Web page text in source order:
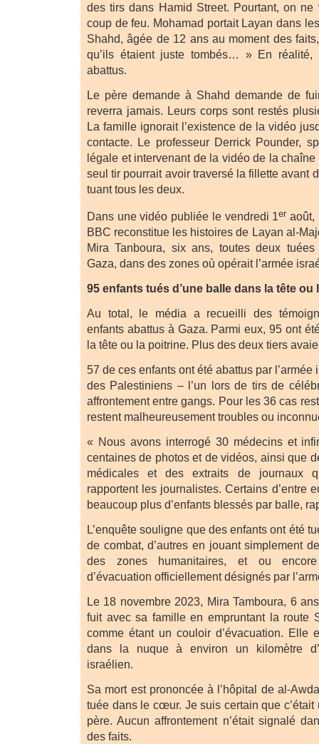
des tirs dans Hamid Street. Pourtant, on ne
coup de feu. Mohamad portait Layan dans
Shahd, âgée de 12 ans au moment des
qu’ils étaient juste tombés… » En réalité,
abattus.
Le père demande à Shahd demande de
reverra jamais. Leurs corps sont restés
La famille ignorait l’existence de la vidéo
contacte. Le professeur Derrick Pounder,
légale et intervenant de la vidéo de la chaîne
seul tir pourrait avoir traversé la fillette avant
tuant tous les deux.
Dans une vidéo publiée le vendredi 1er août,
BBC reconstitue les histoires de Layan al-
Mira Tanboura, six ans, toutes deux
Gaza, dans des zones où opérait l’armée
95 enfants tués d’une balle dans la tête ou
Au total, le média a recueilli des
enfants abattus à Gaza. Parmi eux, 95 ont
la tête ou la poitrine. Plus des deux tiers
57 de ces enfants ont été abattus par
des Palestiniens – l’un lors de tirs de
affrontement entre gangs. Pour les 36 cas
restent malheureusement troubles ou
« Nous avons interrogé 30 médecins et
centaines de photos et de vidéos, ainsi que
médicales et des extraits de journaux
rapportent les journalistes. Certains d’entre
beaucoup plus d’enfants blessés par balle,
L’enquête souligne que des enfants ont été
de combat, d’autres en jouant simplement
des zones humanitaires, et ou
d’évacuation officiellement désignés par
Le 18 novembre 2023, Mira Tamboura, 6
fuit avec sa famille en empruntant la route
comme étant un couloir d’évacuation. Elle
dans la nuque à environ un kilomètre
israélien.
Sa mort est prononcée à l’hôpital de al-
tuée dans le cœur. Je suis certain que c’était
père. Aucun affrontement n’était signalé
des faits.